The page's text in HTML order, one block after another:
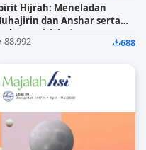
Hijrah: Meneladan
dan Anshar serta
Diri dari Para
688